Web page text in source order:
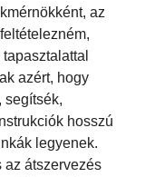
az
azért, hogy
segítsék,
hosszú
legyenek.
az átszervezés